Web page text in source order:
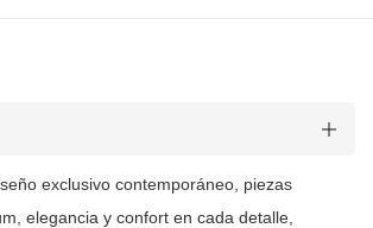
exclusivo contemporáneo, piezas
elegancia y confort en cada detalle,